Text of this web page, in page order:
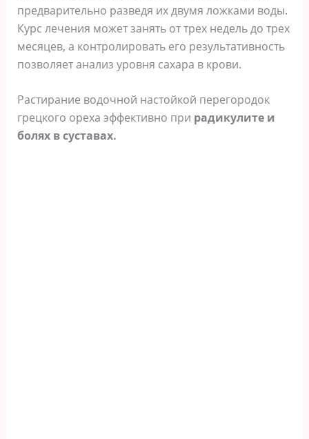
предварительно разведя их двумя ложками воды.
Курс лечения может занять от трех недель до трех
месяцев, а контролировать его результативность
позволяет анализ уровня сахара в крови.
Растирание водочной настойкой перегородок
грецкого ореха эффективно при радикулите и
болях в суставах.